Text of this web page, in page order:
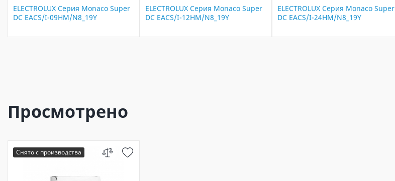
ELECTROLUX Серия Monaco Super
DC EACS/I-09HM/N8_19Y
ELECTROLUX Серия Monaco Super
DC EACS/I-12HM/N8_19Y
ELECTROLUX Серия Monaco Super
DC EACS/I-24HM/N8_19Y
Просмотрено
Снято с производства